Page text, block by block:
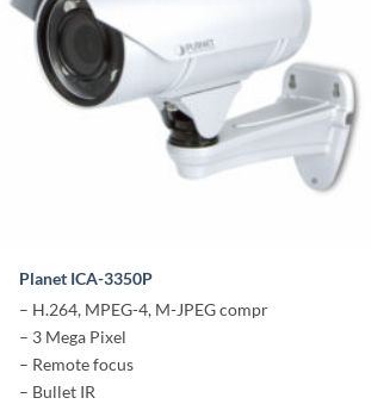
Planet ICA-3350P
– H.264, MPEG-4, M-JPEG compr
– 3 Mega Pixel
– Remote focus
– Bullet IR